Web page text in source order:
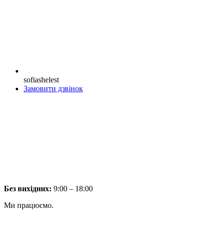
sofiashelest
Замовити дзвінок
Без вихідних: 9:00 – 18:00
Ми працюємо.